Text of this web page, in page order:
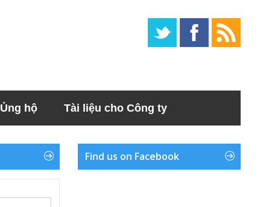
Ủng hộ Tài liệu cho Công ty
Find us on Facebook